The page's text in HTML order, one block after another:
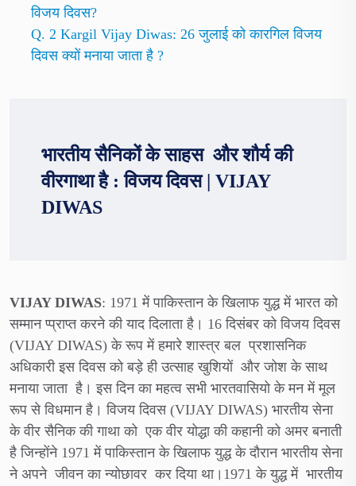
विजय दिवस?
Q. 2 Kargil Vijay Diwas: 26 जुलाई को कारगिल विजय
दिवस क्यों मनाया जाता है ?
भारतीय सैनिकों के साहस और शौर्य की
वीरगाथा है : विजय दिवस| VIJAY
DIWAS
VIJAY DIWAS: 1971 में पाकिस्तान के खिलाफ युद्ध में भारत को
सम्मान प्प्राप्त करने की याद दिलाता है। 16 दिसंबर को विजय दिवस
(VIJAY DIWAS) के रूप में हमारे शास्त्र बल प्रशासनिक
अधिकारी इस दिवस को बड़े ही उत्साह खुशियों और जोश के साथ
मनाया जाता है। इस दिन का महत्व सभी भारतवासियो के मन में मूल
रूप से विधमान है। विजय दिवस (VIJAY DIWAS) भारतीय सेना
के वीर सैनिक की गाथा को एक वीर योद्धा की कहानी को अमर बनाती
है जिन्होंने 1971 में पाकिस्तान के खिलाफ युद्ध के दौरान भारतीय सेना
ने अपने जीवन का न्योछावर कर दिया था।1971 के युद्ध में भारतीय